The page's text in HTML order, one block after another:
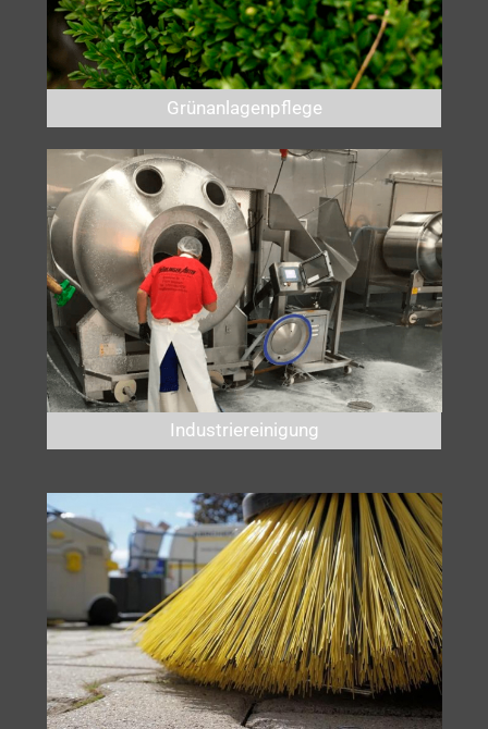
Grünanlagenpflege
Industriereinigung